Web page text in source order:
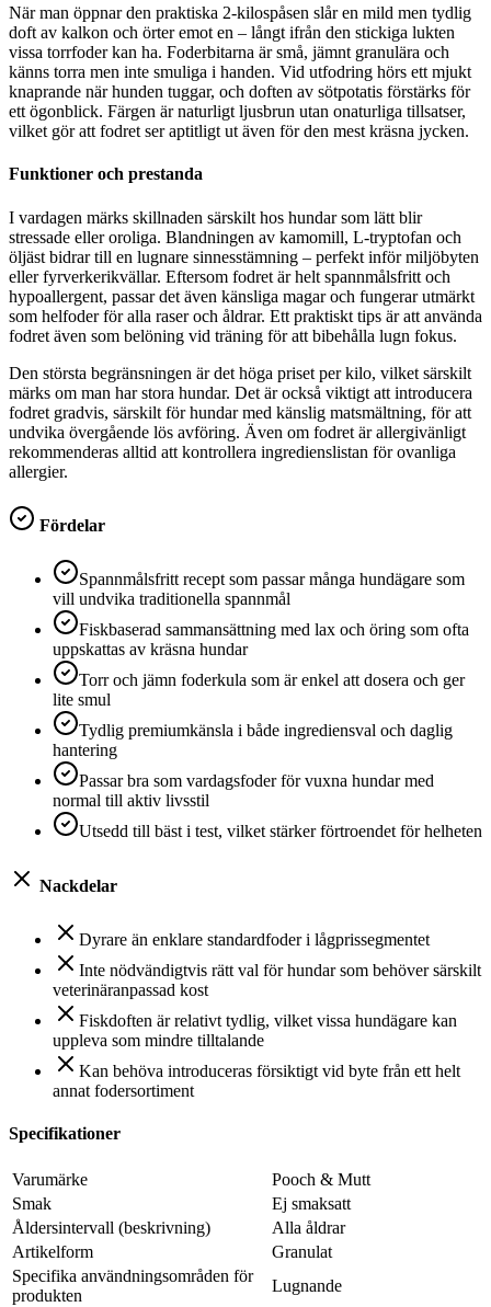
När man öppnar den praktiska 2-kilospåsen slår en mild men tydlig
doft av kalkon och örter emot en – långt ifrån den stickiga lukten
vissa torrfoder kan ha. Foderbitarna är små, jämnt granulära och
känns torra men inte smuliga i handen. Vid utfodring hörs ett mjukt
knaprande när hunden tuggar, och doften av sötpotatis förstärks för
ett ögonblick. Färgen är naturligt ljusbrun utan onaturliga tillsatser,
vilket gör att fodret ser aptitligt ut även för den mest kräsna jycken.
Funktioner och prestanda
I vardagen märks skillnaden särskilt hos hundar som lätt blir
stressade eller oroliga. Blandningen av kamomill, L-tryptofan och
öljäst bidrar till en lugnare sinnesstämning – perfekt inför miljöbyten
eller fyrverkerikvällar. Eftersom fodret är helt spannmålsfritt och
hypoallergent, passar det även känsliga magar och fungerar utmärkt
som helfoder för alla raser och åldrar. Ett praktiskt tips är att använda
fodret även som belöning vid träning för att bibehålla lugn fokus.
Den största begränsningen är det höga priset per kilo, vilket särskilt
märks om man har stora hundar. Det är också viktigt att introducera
fodret gradvis, särskilt för hundar med känslig matsmältning, för att
undvika övergående lös avföring. Även om fodret är allergivänligt
rekommenderas alltid att kontrollera ingredienslistan för ovanliga
allergier.
Fördelar
Spannmålsfritt recept som passar många hundägare som
vill undvika traditionella spannmål
Fiskbaserad sammansättning med lax och öring som ofta
uppskattas av kräsna hundar
Torr och jämn foderkula som är enkel att dosera och ger
lite smul
Tydlig premiumkänsla i både ingrediensval och daglig
hantering
Passar bra som vardagsfoder för vuxna hundar med
normal till aktiv livsstil
Utsedd till bäst i test, vilket stärker förtroendet för helheten
Nackdelar
Dyrare än enklare standardfoder i lågprissegmentet
Inte nödvändigtvis rätt val för hundar som behöver särskilt
veterinäranpassad kost
Fiskdoften är relativt tydlig, vilket vissa hundägare kan
uppleva som mindre tilltalande
Kan behöva introduceras försiktigt vid byte från ett helt
annat fodersortiment
Specifikationer
Varumärke
Pooch & Mutt
Smak
Ej smaksatt
Åldersintervall (beskrivning)
Alla åldrar
Artikelform
Granulat
Specifika användningsområden för
produkten
Lugnande